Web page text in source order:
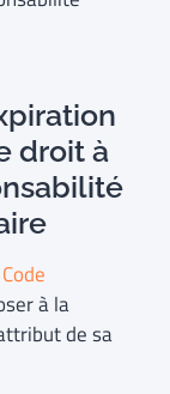
droit à
à la
de sa